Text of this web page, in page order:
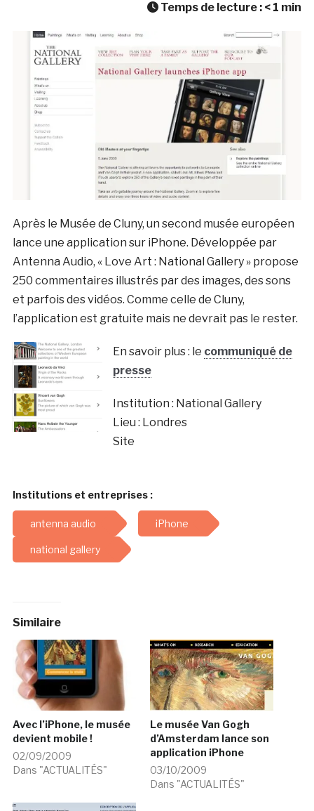
Temps de lecture : < 1 min
Après le Musée de Cluny, un second musée européen
lance une application sur iPhone. Développée par
Antenna Audio, « Love Art : National Gallery » propose
250 commentaires illustrés par des images, des sons
et parfois des vidéos. Comme celle de Cluny,
l’application est gratuite mais ne devrait pas le rester.
En savoir plus : le communiqué de
presse
Institution : National Gallery
Lieu : Londres
Site
Institutions et entreprises :
antenna audio iPhone
national gallery
Similaire
Avec l’iPhone, le musée
devient mobile !
02/09/2009
Dans "ACTUALITÉS"
Le musée Van Gogh
d’Amsterdam lance son
application iPhone
03/10/2009
Dans "ACTUALITÉS"